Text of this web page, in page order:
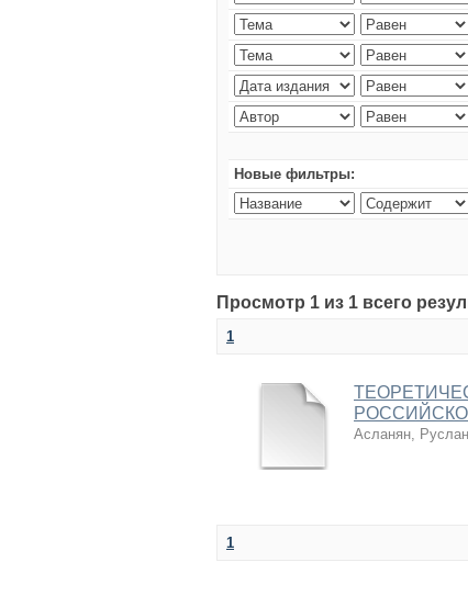
Новые фильтры:
Просмотр 1 из 1 всего
1
Асланян, Руслан
1